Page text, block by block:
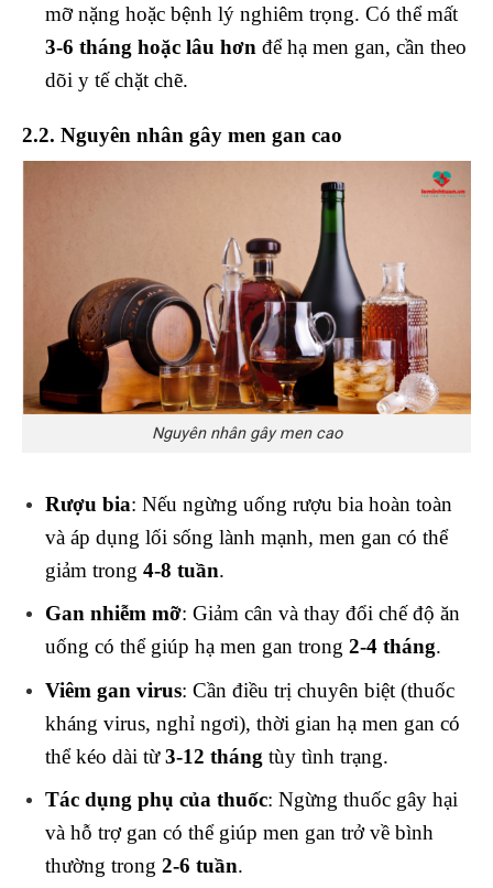
mỡ nặng hoặc bệnh lý nghiêm trọng. Có thể mất
3-6 tháng hoặc lâu hơn để hạ men gan, cần theo
dõi y tế chặt chẽ.
2.2. Nguyên nhân gây men gan cao
Nguyên nhân gây men cao
Rượu bia: Nếu ngừng uống rượu bia hoàn toàn
và áp dụng lối sống lành mạnh, men gan có thể
giảm trong 4-8 tuần.
Gan nhiễm mỡ: Giảm cân và thay đổi chế độ ăn
uống có thể giúp hạ men gan trong 2-4 tháng.
Viêm gan virus: Cần điều trị chuyên biệt (thuốc
kháng virus, nghỉ ngơi), thời gian hạ men gan có
thể kéo dài từ3-12 tháng tùy tình trạng.
Tác dụng phụ của thuốc: Ngừng thuốc gây hại
và hỗ trợ gan có thể giúp men gan trở về bình
thường trong 2-6 tuần.